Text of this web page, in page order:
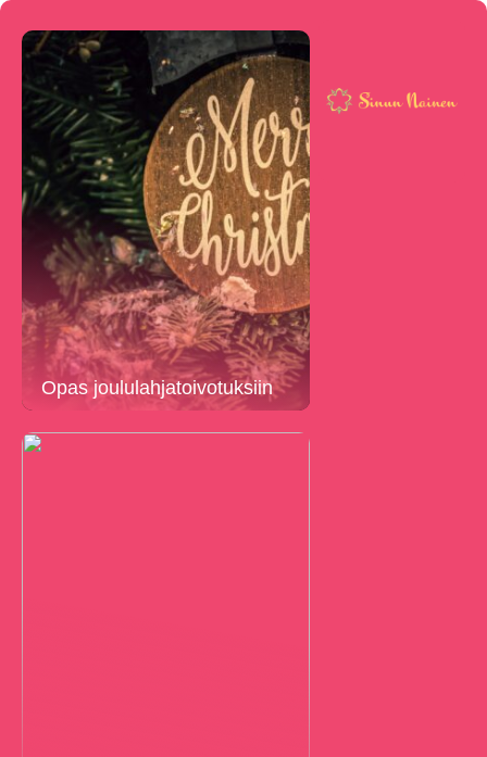
Opas joululahjatoivotuksiin